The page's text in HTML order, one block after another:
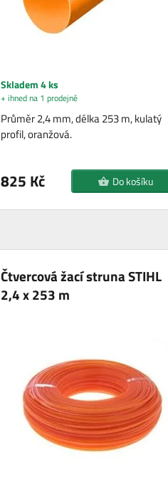
Skladem 4 ks
+ ihned na 1 prodejně
Průměr 2,4 mm, délka 253 m, kulatý
profil, oranžová.
825 Kč Do košíku
Čtvercová žací struna STIHL
2,4 x 253 m